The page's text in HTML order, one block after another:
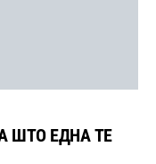
ШТО ЕДНА ТЕ